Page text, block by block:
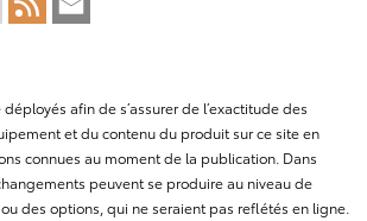
afin de s’assurer de l’exactitude des
et du contenu du produit sur ce site en
connues au moment de la publication. Dans
peuvent se produire au niveau de
des options, qui ne seraient pas reflétés en ligne.